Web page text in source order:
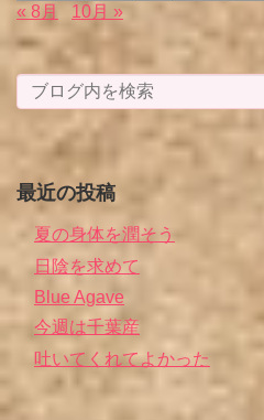
« 8月
10月 »
最近の投稿
夏の身体を潤そう
日陰を求めて
Blue Agave
今週は千葉産
吐いてくれてよかった